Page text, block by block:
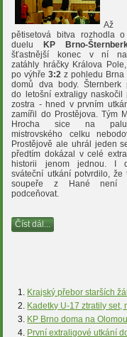
Až
pětisetová bitva rozhodla
dueluKP Brno-
šťastnější konec v ní
zatáhly hráčky Králova
po výhře3:2 z pohledu Brna
domů dva body. Šternberk
do letošní extraligy naskočil
zostra - hned v prvním
zamířil do Prostějova. Tým
Hrocha sice na
mistrovského celku
Prostějově ale uhrál jeden
předtím dokázal v celé
historii jenom jednou. I
sváteční utkání potvrdilo, že
soupeře z Hané není
podceňovat.
Číst dál...
Krajský přebor starších
Kadetky U-17 ztratily set,
KP Brno doma na
První extraligové utkání